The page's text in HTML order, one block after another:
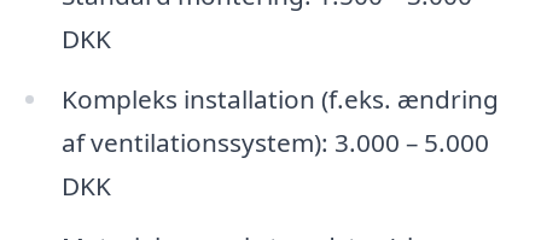
DKK
Kompleks installation (f.eks. ændring
af ventilationssystem): 3.000 – 5.000
DKK